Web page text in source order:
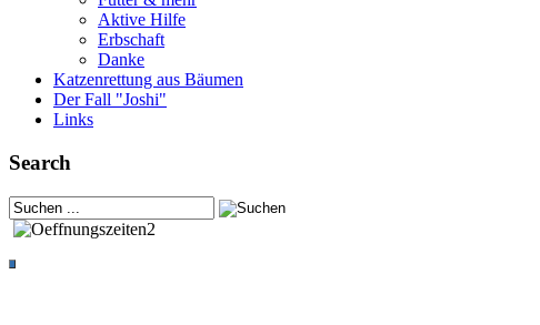
Aktive Hilfe
Erbschaft
Danke
Katzenrettung aus Bäumen
Der Fall "Joshi"
Links
Search